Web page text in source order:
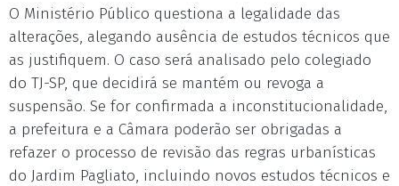
O Ministério Público questiona a legalidade das
alterações, alegando ausência de estudos técnicos que
as justifiquem. O caso será analisado pelo colegiado
do TJ-SP, que decidirá se mantém ou revoga a
suspensão. Se for confirmada a inconstitucionalidade,
a prefeitura e a Câmara poderão ser obrigadas a
refazer o processo de revisão das regras urbanísticas
do Jardim Pagliato, incluindo novos estudos técnicos e